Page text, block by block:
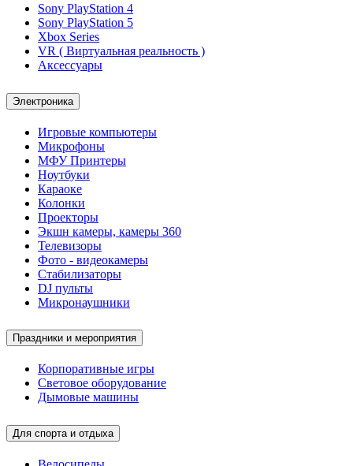
Sony PlayStation 4
Sony PlayStation 5
Xbox Series
VR ( Виртуальная реальность )
Аксессуары
Электроника
Игровые компьютеры
Микрофоны
МФУ Принтеры
Ноутбуки
Караоке
Колонки
Проекторы
Экшн камеры, камеры 360
Телевизоры
Фото - видеокамеры
Стабилизаторы
DJ пульты
Микронаушники
Праздники и мероприятия
Корпоративные игры
Световое оборудование
Дымовые машины
Для спорта и отдыха